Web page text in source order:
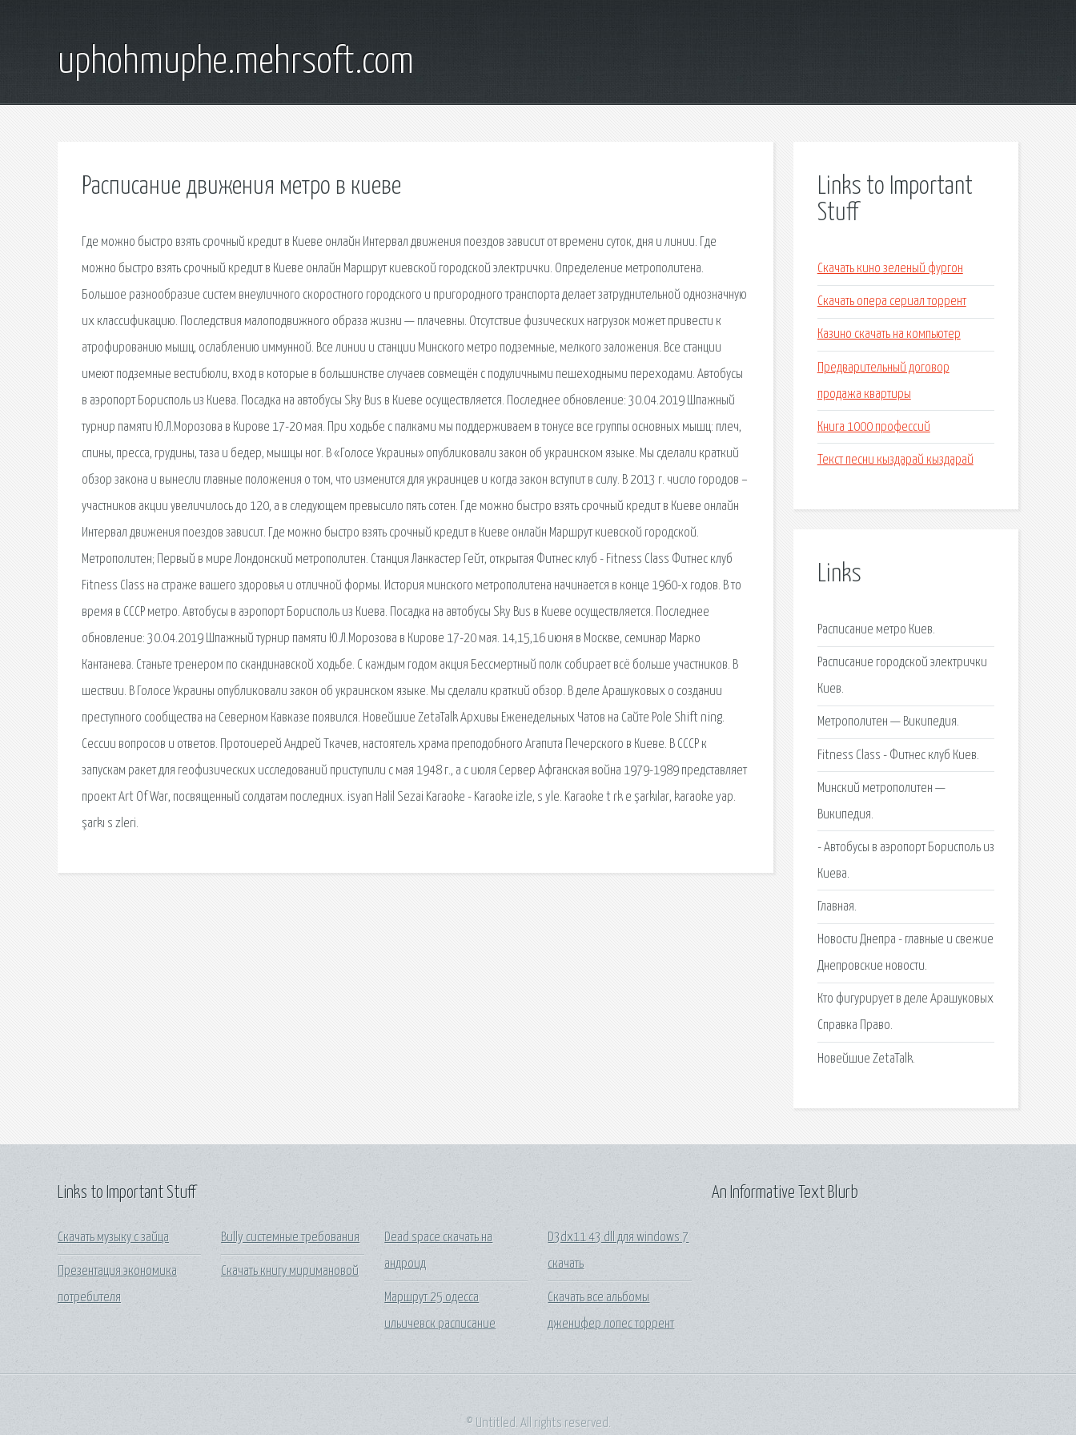
uphohmuphe.mehrsoft.com
Расписание движения метро в киеве
Где можно быстро взять срочный кредит в Киеве онлайн Интервал движения поездов зависит от времени суток, дня и линии. Где
можно быстро взять срочный кредит в Киеве онлайн Маршрут киевской городской электрички. Определение метрополитена.
Большое разнообразие систем внеуличного скоростного городского и пригородного транспорта делает затруднительной однозначную
их классификацию. Последствия малоподвижного образа жизни — плачевны. Отсутствие физических нагрузок может привести к
атрофированию мышц, ослаблению иммунной. Все линии и станции Минского метро подземные, мелкого заложения. Все станции
имеют подземные вестибюли, вход в которые в большинстве случаев совмещён с подуличными пешеходными переходами. Автобусы
в аэропорт Борисполь из Киева. Посадка на автобусы Sky Bus в Киеве осуществляется. Последнее обновление: 30.04.2019 Шпажный
турнир памяти Ю.Л.Морозова в Кирове 17-20 мая. При ходьбе с палками мы поддерживаем в тонусе все группы основных мышц: плеч,
спины, пресса, грудины, таза и бедер, мышцы ног. В «Голосе Украины» опубликовали закон об украинском языке. Мы сделали краткий
обзор закона и вынесли главные положения о том, что изменится для украинцев и когда закон вступит в силу. В 2013 г. число городов –
участников акции увеличилось до 120, а в следующем превысило пять сотен. Где можно быстро взять срочный кредит в Киеве онлайн
Интервал движения поездов зависит. Где можно быстро взять срочный кредит в Киеве онлайн Маршрут киевской городской.
Метрополитен; Первый в мире Лондонский метрополитен. Станция Ланкастер Гейт, открытая Фитнес клуб - Fitness Class Фитнес клуб
Fitness Class на страже вашего здоровья и отличной формы. История минского метрополитена начинается в конце 1960-х годов. В то
время в СССР метро. Автобусы в аэропорт Борисполь из Киева. Посадка на автобусы Sky Bus в Киеве осуществляется. Последнее
обновление: 30.04.2019 Шпажный турнир памяти Ю.Л.Морозова в Кирове 17-20 мая. 14,15,16 июня в Москве, семинар Марко
Кантанева. Станьте тренером по скандинавской ходьбе. С каждым годом акция Бессмертный полк собирает всё больше участников. В
шествии. В Голосе Украины опубликовали закон об украинском языке. Мы сделали краткий обзор. В деле Арашуковых о создании
преступного сообщества на Северном Кавказе появился. Новейшие ZetaTalk Архивы Еженедельных Чатов на Сайте Pole Shift ning.
Сессии вопросов и ответов. Протоиерей Андрей Ткачев, настоятель храма преподобного Агапита Печерского в Киеве. В СССР к
запускам ракет для геофизических исследований приступили с мая 1948 г., а с июля Сервер Афганская война 1979-1989 представляет
проект Art Of War, посвященный солдатам последних. isyan Halil Sezai Karaoke - Karaoke izle, s yle. Karaoke t rk e şarkılar, karaoke yap.
şarkı s zleri.
Links to Important
Stuff
Скачать кино зеленый фургон
Скачать опера сериал торрент
Казино скачать на компьютер
Предварительный договор
продажа квартиры
Книга 1000 профессий
Текст песни кыздарай кыздарай
Links
Расписание метро Киев.
Расписание городской электрички
Киев.
Метрополитен — Википедия.
Fitness Class - Фитнес клуб Киев.
Минский метрополитен —
Википедия.
- Автобусы в аэропорт Борисполь из
Киева.
Главная.
Новости Днепра - главные и свежие
Днепровские новости.
Кто фигурирует в деле Арашуковых
Справка Право.
Новейшие ZetaTalk.
Links to Important Stuff
Скачать музыку с зайца
Презентация экономика
потребителя
Bully системные требования
Скачать книгу миримановой
Dead space скачать на
андроид
Маршрут 25 одесса
ильичевск расписание
D3dx11 43 dll для windows 7
скачать
Скачать все альбомы
дженифер лопес торрент
An Informative Text Blurb
© Untitled. All rights reserved.